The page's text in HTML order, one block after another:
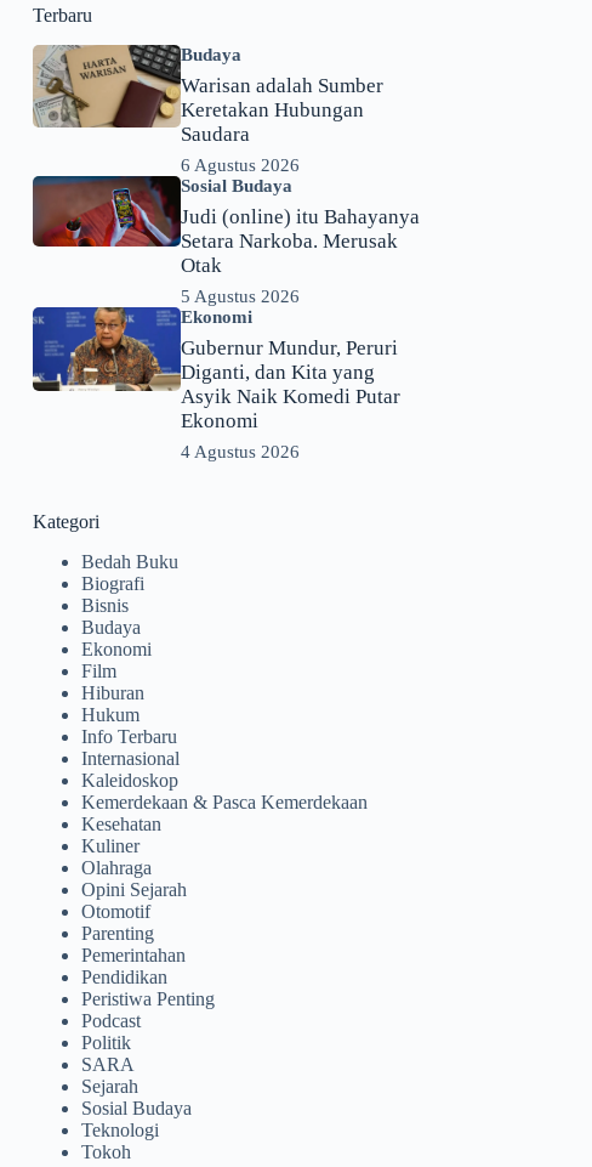
Terbaru
Budaya
Warisan adalah Sumber
Keretakan Hubungan
Saudara
6 Agustus 2026
Sosial Budaya
Judi (online) itu Bahayanya
Setara Narkoba. Merusak
Otak
5 Agustus 2026
Ekonomi
Gubernur Mundur, Peruri
Diganti, dan Kita yang
Asyik Naik Komedi Putar
Ekonomi
4 Agustus 2026
Kategori
Bedah Buku
Biografi
Bisnis
Budaya
Ekonomi
Film
Hiburan
Hukum
Info Terbaru
Internasional
Kaleidoskop
Kemerdekaan & Pasca Kemerdekaan
Kesehatan
Kuliner
Olahraga
Opini Sejarah
Otomotif
Parenting
Pemerintahan
Pendidikan
Peristiwa Penting
Podcast
Politik
SARA
Sejarah
Sosial Budaya
Teknologi
Tokoh